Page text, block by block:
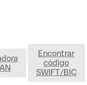
Encontrar
código
SWIFT/BIC